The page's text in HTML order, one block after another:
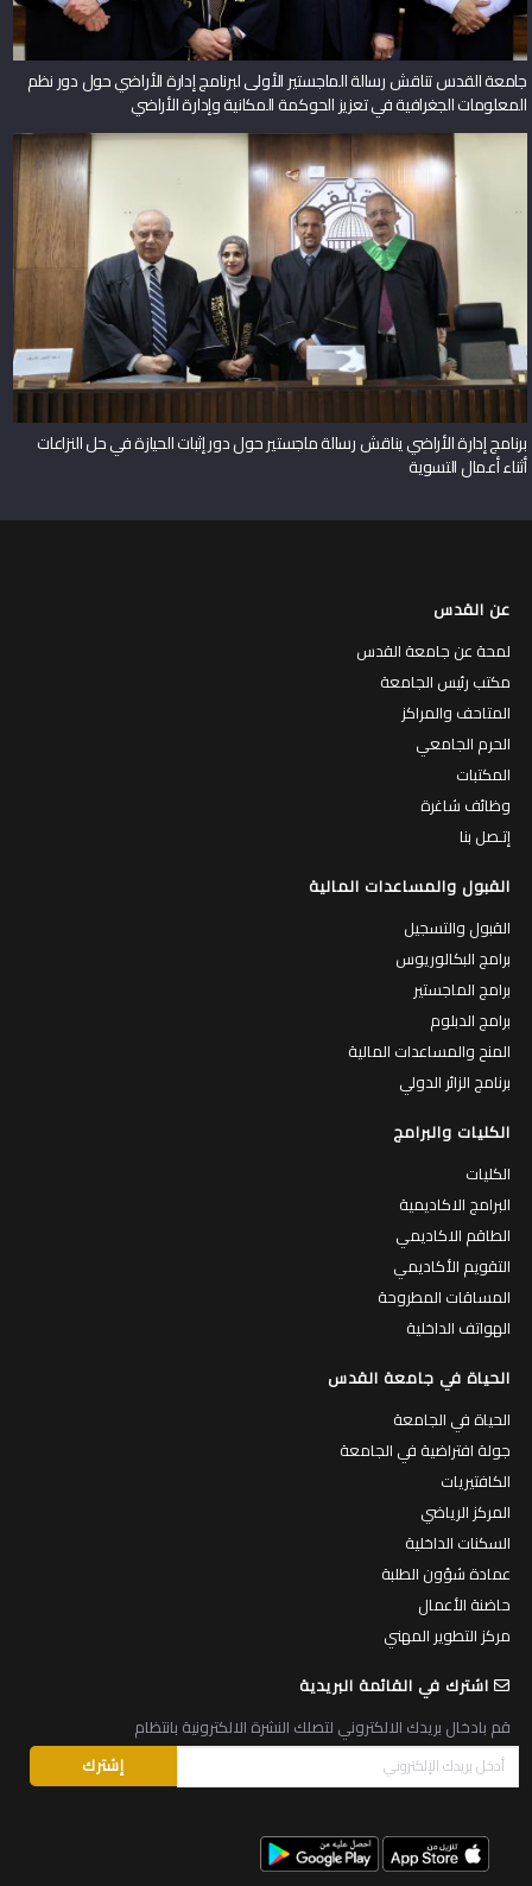
جامعة القدس تناقش رسالة الماجستير الأولى لبرنامج إدارة الأراضي حول دور نظم
المعلومات الجغرافية في تعزيز الحوكمة المكانية وإدارة الأراضي
برنامج إدارة الأراضي يناقش رسالة ماجستير حول دور إثبات الحيازة في حل النزاعات
أثناء أعمال التسوية
عن القدس
لمحة عن جامعة القدس
مكتب رئيس الجامعة
المتاحف والمراكز
الحرم الجامعي
المكتبات
وظائف شاغرة
إتـصل بنا
القبول والمساعدات المالية
القبول والتسجيل
برامج البكالوريوس
برامج الماجستير
برامج الدبلوم
المنح والمساعدات المالية
برنامج الزائر الدولي
الكليات والبرامج
الكليات
البرامج الاكاديمية
الطاقم الاكاديمي
التقويم الأكاديمي
المساقات المطروحة
الهواتف الداخلية
الحياة في جامعة القدس
الحياة في الجامعة
جولة افتراضية في الجامعة
الكافتيريات
المركز الرياضي
السكنات الداخلية
عمادة شؤون الطلبة
حاضنة الأعمال
مركز التطوير المهني
اشترك في القائمة البريدية
قم بادخال بريدك الالكتروني لتصلك النشرة الالكترونية بانتظام